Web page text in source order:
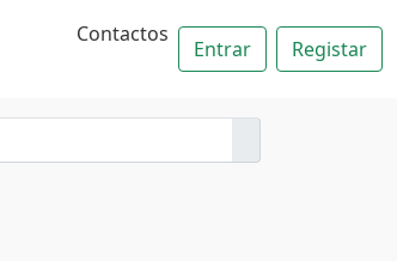
Contactos
Entrar Registar